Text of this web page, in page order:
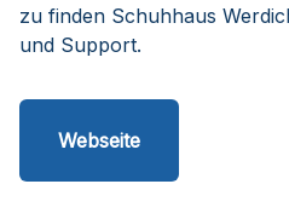
zu finden Schuhhaus
und Support.
Webseite